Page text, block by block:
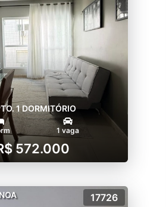
1 DORMITÓRIO
1 vaga
572.000
17726